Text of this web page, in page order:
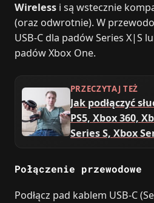
Wireless i są wstecznie
(oraz odwrotnie). W
USB‑C dla padów Series X|S
padów Xbox One.
PRZECZYTAJ TEŻ
Jak podłączyć
PS5, Xbox 360,
Series S, Xbox
Połączenie przewodowe
Podłącz pad kablem USB‑C